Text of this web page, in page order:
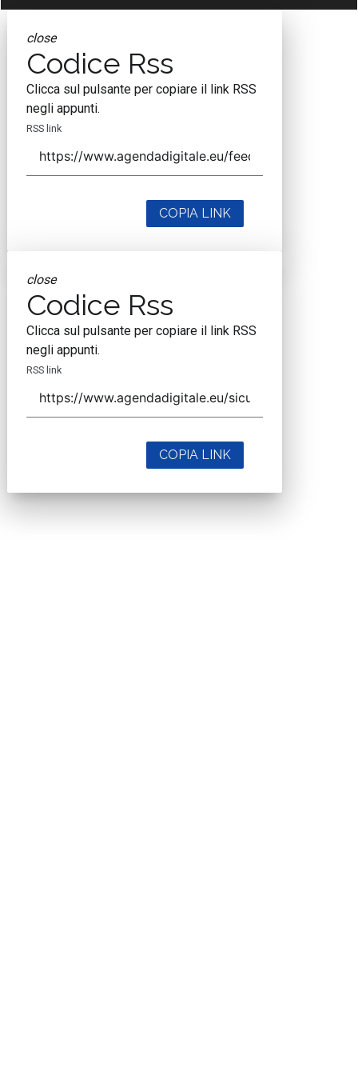
close
Codice Rss
Clicca sul pulsante per copiare il link RSS
negli appunti.
RSS link
COPIA LINK
close
Codice Rss
Clicca sul pulsante per copiare il link RSS
negli appunti.
RSS link
COPIA LINK